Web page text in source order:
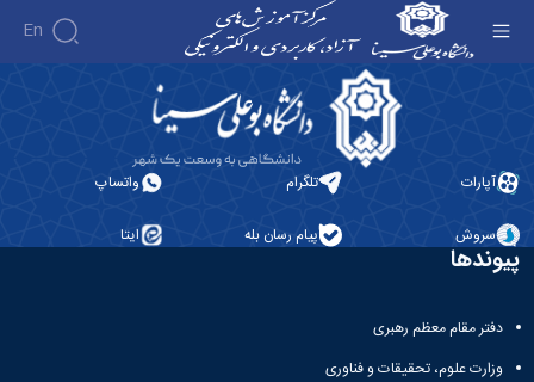
En
زبان روسی - آموزش‌های آزاد و الکترونیکی دانشگاه
آپارات تلگرام واتساپ
سروش پیام رسان بله ایتا
پیوندها
دفتر مقام معظم رهبری
وزارت علوم، تحقیقات و فناوری